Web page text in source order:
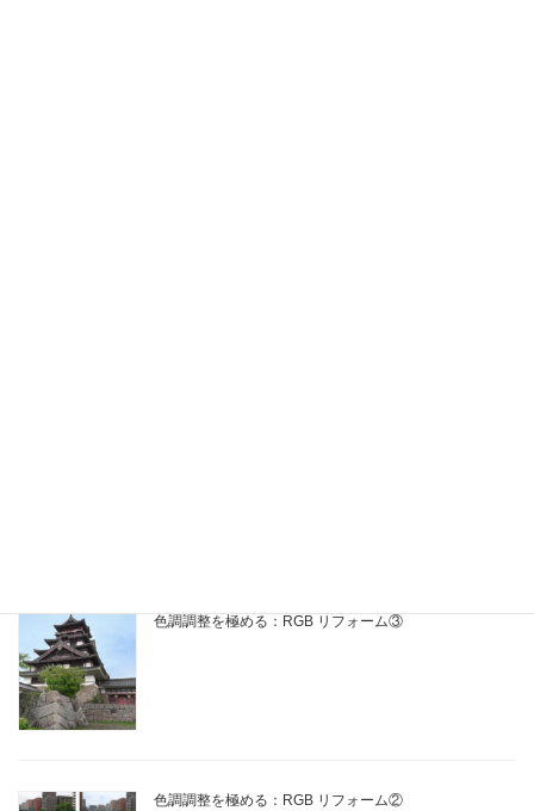
色調調整を極める：RGB リフォーム③
色調調整を極める：RGB リフォーム②